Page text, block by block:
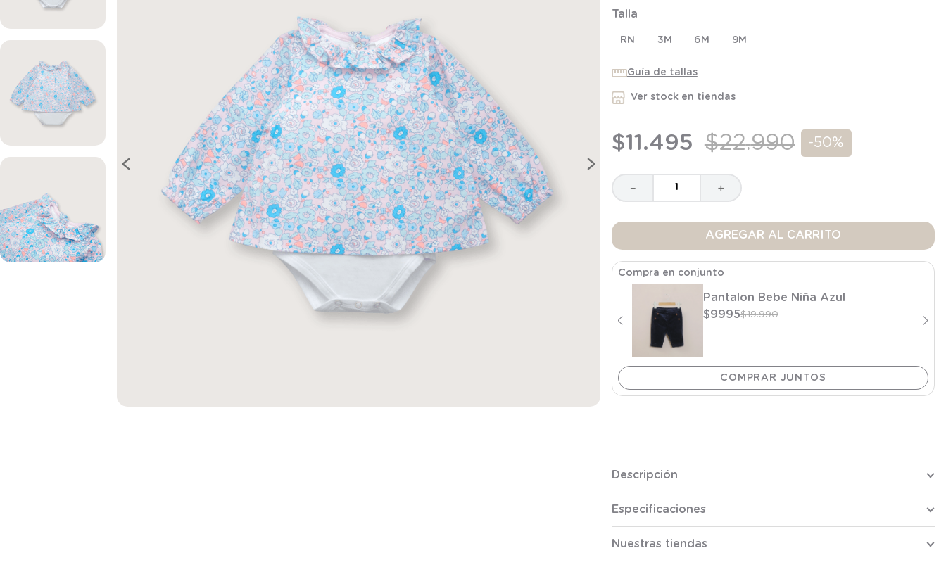
Talla
RN 3M 6M 9M
Guía de tallas
Ver stock en tiendas
$11.495 $22.990 -50%
＋
－
AGREGAR AL CARRITO
Compra en conjunto
Pantalon Bebe Niña Azul
$
Pantalon Bebe Niña Azul
$9995$19.990
Descripción
Especificaciones
Nuestras tiendas
8.
saco dormir
9.
saco
10. zapatillas niño